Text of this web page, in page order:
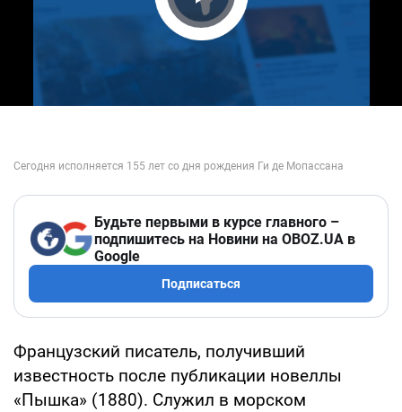
Play Video
Будьте первыми в курсе главного –
подпишитесь на Новини на OBOZ.UA в
Google
Подписаться
Французский писатель, получивший
известность после публикации новеллы
«Пышка» (1880). Служил в морском